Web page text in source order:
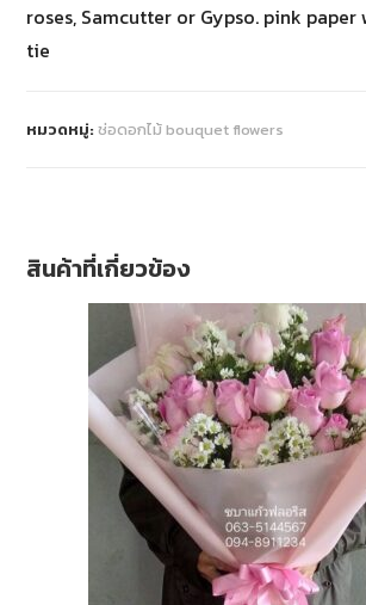
roses, Samcutter or Gypso. pink paper
tie
หมวดหมู่:ช่อดอกไม้ bouquet flowers
สินค้าที่เกี่ยวข้อง